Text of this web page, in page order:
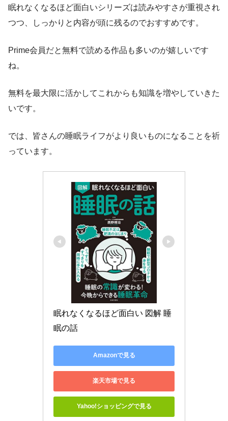
眠れなくなるほど面白いシリーズは読みやすさが重視され
つつ、しっかりと内容が頭に残るのでおすすめです。
Prime会員だと無料で読める作品も多いのが嬉しいです
ね。
無料を最大限に活かしてこれからも知識を増やしていきた
いです。
では、皆さんの睡眠ライフがより良いものになることを祈
っています。
眠れなくなるほど面白い 図解 睡
眠の話
Amazonで見る
楽天市場で見る
Yahoo!ショッピングで見る